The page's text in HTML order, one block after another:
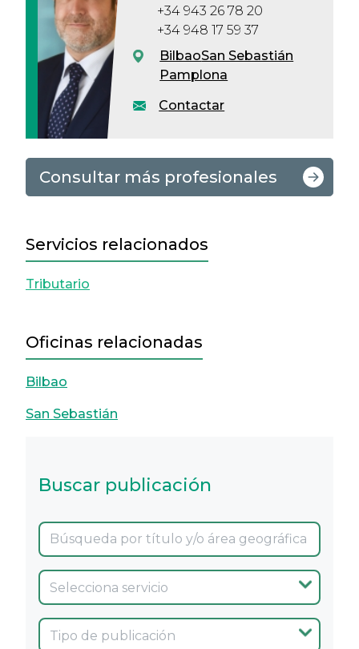
Contactar
+34 943 26 78 20
+34 948 17 59 37
BilbaoSan Sebastián
Pamplona
Consultar más profesionales
Servicios relacionados
Tributario
Oficinas relacionadas
Bilbao
San Sebastián
Buscar publicación